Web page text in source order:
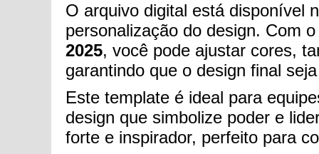
O arquivo digital está disponível
personalização do design. Com
2025, você pode ajustar cores,
garantindo que o design final
Este template é ideal para
design que simbolize poder e
forte e inspirador, perfeito para